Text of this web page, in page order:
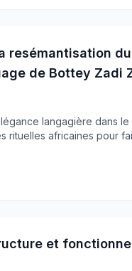
resémantisation
de Bottey Zadi
langagière dans
rituelles africaines pour
et